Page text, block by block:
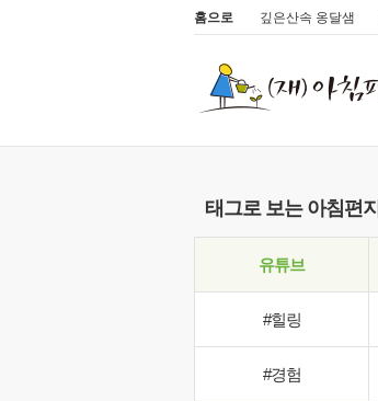
홈으로 깊은산속 옹달샘
태그로 보는 아침편지
유튜브
#힐링
#경험